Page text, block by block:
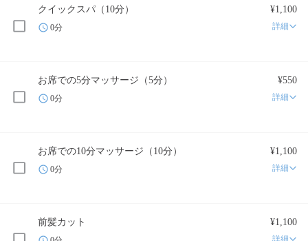
クイックスパ（10分） ¥1,100
0分 詳細
お席での5分マッサージ（5分） ¥550
0分 詳細
お席での10分マッサージ（10分） ¥1,100
0分 詳細
前髪カット ¥1,100
詳細